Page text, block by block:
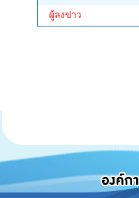
ผู้ลงข่าว